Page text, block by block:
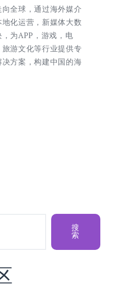
全球，通过海外媒介
化运营，新媒体大数
为APP，游戏，电
游文化等行业提供专
方案，构建中国的海
搜
索